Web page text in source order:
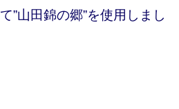
”山田錦の郷”を使用しまし